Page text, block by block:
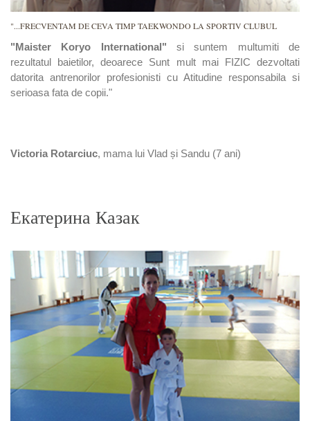
"...FRECVENTAM DE CEVA TIMP TAEKWONDO LA SPORTIV CLUBUL
"Maister Koryo International" si suntem multumiti de
rezultatul baietilor, deoarece Sunt mult mai FIZIC dezvoltati
datorita antrenorilor profesionisti cu Atitudine responsabila si
serioasa fata de copii."
Victoria Rotarciuc, mama lui Vlad și Sandu (7 ani)
Екатерина Казак